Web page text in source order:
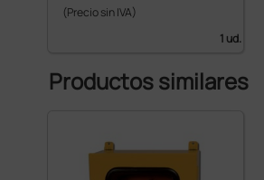
(Precio sin IVA)
1 ud.
Productos similares